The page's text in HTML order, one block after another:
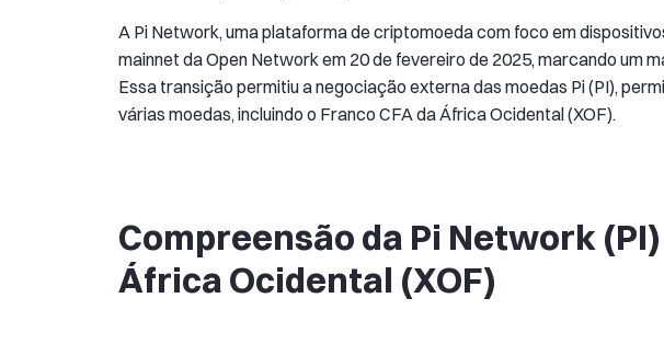
A Pi Network, uma plataforma de criptomoeda com foco em
mainnet da Open Network em 20 de fevereiro de 2025, marcando um
Essa transição permitiu a negociação externa das moedas Pi (PI),
várias moedas, incluindo o Franco CFA da África Ocidental (XOF).
Compreensão da Pi Network
África Ocidental (XOF)